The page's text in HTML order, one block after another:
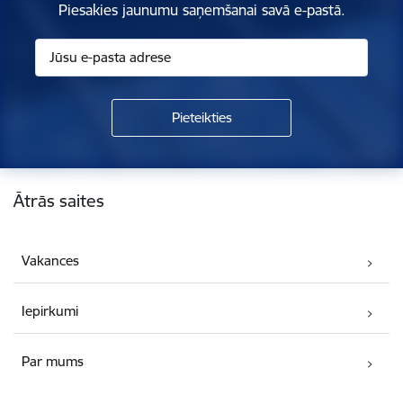
Piesakies jaunumu saņemšanai savā e-pastā.
Kājene
Ātrās saites
Vakances
Iepirkumi
Par mums